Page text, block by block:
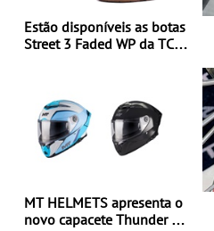
Estão disponíveis as botas
Street 3 Faded WP da TCX
MT HELMETS apresenta o
novo capacete Thunder 4 R